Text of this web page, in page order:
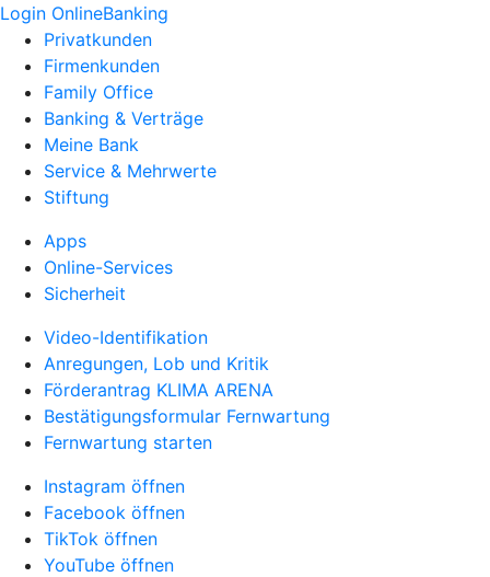
Login OnlineBanking
Privatkunden
Firmenkunden
Family Office
Banking & Verträge
Meine Bank
Service & Mehrwerte
Stiftung
Apps
Online-Services
Sicherheit
Video-Identifikation
Anregungen, Lob und Kritik
Förderantrag KLIMA ARENA
Bestätigungsformular Fernwartung
Fernwartung starten
Instagram öffnen
Facebook öffnen
TikTok öffnen
YouTube öffnen